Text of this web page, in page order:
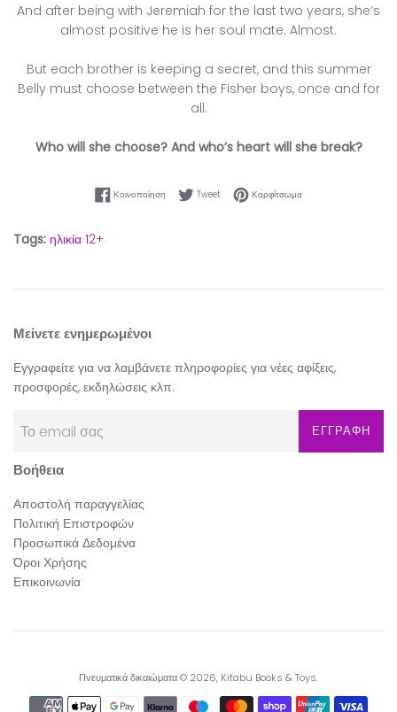
And after being with Jeremiah for the last two years, she’s
almost positive he is her soul mate. Almost.
But each brother is keeping a secret, and this summer
Belly must choose between the Fisher boys, once and for
all.
Who will she choose? And who’s heart will she break?
Κοινοποίηση Κοινοποίηση στο Facebook
TweetTweet στο Twitter
ΚαρφίτσωμαΚαρφίτσωμα στο
Tags: ηλικία 12+
Μείνετε ενημερωμένοι
Εγγραφείτε για να λαμβάνετε πληροφορίες για νέες αφίξεις,
προσφορές, εκδηλώσεις κλπ.
ΕΓΓΡΑΦΗ
Βοήθεια
Αποστολή παραγγελίας
Πολιτική Επιστροφών
Προσωπικά Δεδομένα
Όροι Χρήσης
Επικοινωνία
Πνευματικά δικαιώματα © 2026, Kitabu Books & Toys.
Εικονίδια